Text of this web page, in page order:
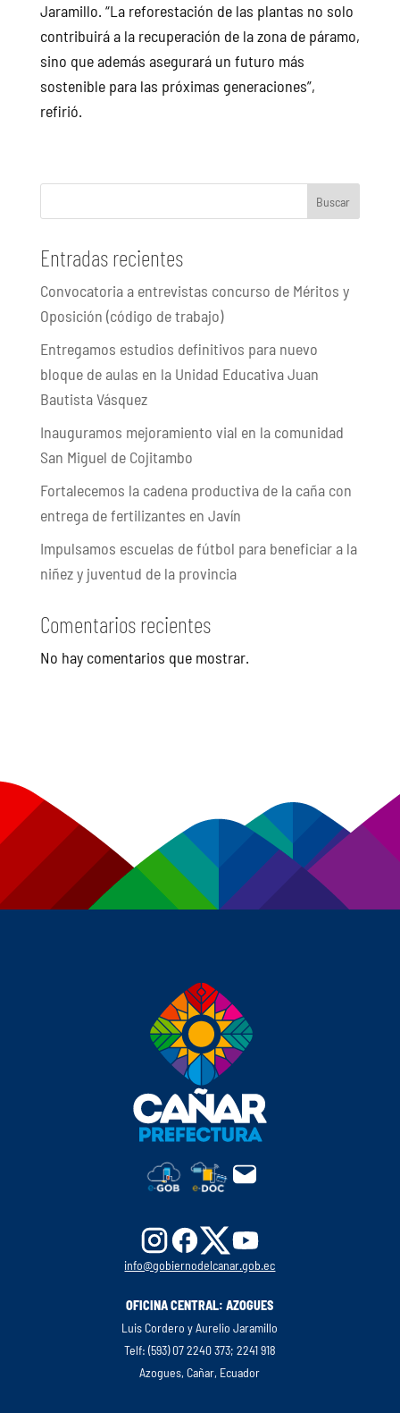
Jaramillo. “La reforestación de las plantas no solo
contribuirá a la recuperación de la zona de páramo,
sino que además asegurará un futuro más
sostenible para las próximas generaciones”,
refirió.
Buscar
Entradas recientes
Convocatoria a entrevistas concurso de Méritos y
Oposición (código de trabajo)
Entregamos estudios definitivos para nuevo
bloque de aulas en la Unidad Educativa Juan
Bautista Vásquez
Inauguramos mejoramiento vial en la comunidad
San Miguel de Cojitambo
Fortalecemos la cadena productiva de la caña con
entrega de fertilizantes en Javín
Impulsamos escuelas de fútbol para beneficiar a la
niñez y juventud de la provincia
Comentarios recientes
No hay comentarios que mostrar.
info@gobiernodelcanar.gob.ec
OFICINA CENTRAL: AZOGUES
Luis Cordero y Aurelio Jaramillo
Telf: (593) 07 2240 373; 2241 918
Azogues, Cañar, Ecuador